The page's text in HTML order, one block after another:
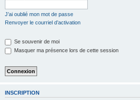
J’ai oublié mon mot de passe
Renvoyer le courriel d’activation
Se souvenir de moi
Masquer ma présence lors de cette session
INSCRIPTION